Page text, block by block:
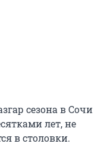
сезона в Сочи
лет, не
в столовки.